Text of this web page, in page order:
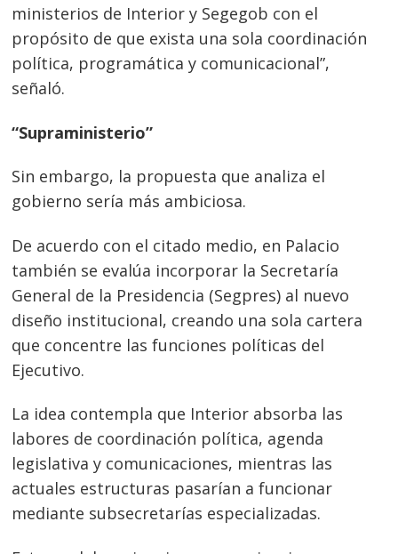
ministerios de Interior y Segegob con el
propósito de que exista una sola coordinación
política, programática y comunicacional”,
señaló.
“Supraministerio”
Sin embargo, la propuesta que analiza el
gobierno sería más ambiciosa.
De acuerdo con el citado medio, en Palacio
también se evalúa incorporar la Secretaría
General de la Presidencia (Segpres) al nuevo
diseño institucional, creando una sola cartera
que concentre las funciones políticas del
Ejecutivo.
La idea contempla que Interior absorba las
labores de coordinación política, agenda
legislativa y comunicaciones, mientras las
actuales estructuras pasarían a funcionar
mediante subsecretarías especializadas.